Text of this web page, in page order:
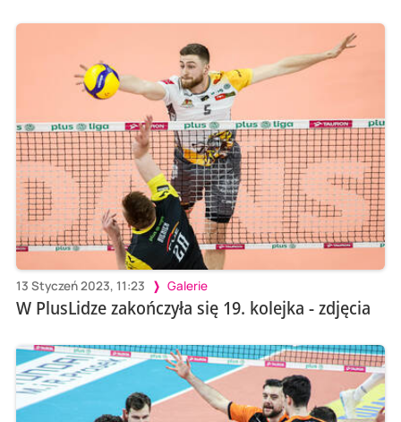
13 Styczeń 2023, 11:23 Galerie
W PlusLidze zakończyła się 19. kolejka - zdjęcia